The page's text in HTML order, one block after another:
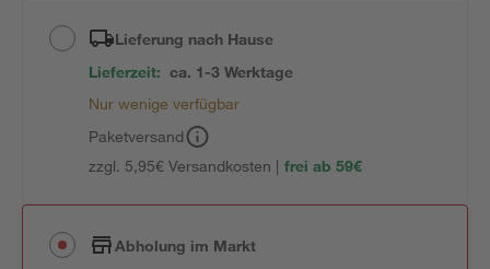
Lieferung nach Hause
Lieferzeit: ca. 1-3 Werktage
Nur wenige verfügbar
Paketversand
zzgl. 5,95€ Versandkosten | frei ab 59€
Abholung im Markt